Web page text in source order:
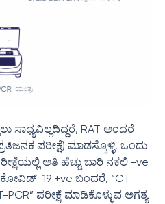
ಸಾಧ್ಯವಿಲ್ಲದಿದ್ದರೆ, RAT ಅಂದರೆ
ಪರೀಕ್ಷೆ) ಮಾಡಸ್ಕೊಳ್ಳಿ. ಒಂದು
ಅತಿ ಹೆಚ್ಚು ಬಾರಿ ನಕಲಿ -ve
19 +ve ಬಂದರೆ, “CT
ಪರೀಕ್ಷೆ ಮಾಡಿಕೊಳ್ಳುವ ಅಗತ್ಯ